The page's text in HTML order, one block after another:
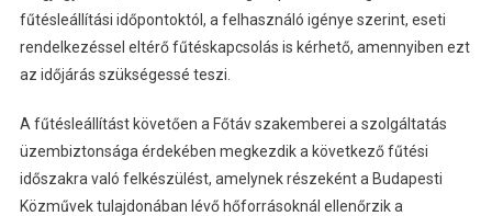
fűtésleállítási időpontoktól, a felhasználó igénye szerint, eseti
rendelkezéssel eltérő fűtéskapcsolás is kérhető, amennyiben ezt
az időjárás szükségessé teszi.
A fűtésleállítást követően a Főtáv szakemberei a szolgáltatás
üzembiztonsága érdekében megkezdik a következő fűtési
időszakra való felkészülést, amelynek részeként a Budapesti
Közművek tulajdonában lévő hőforrásoknál ellenőrzik a